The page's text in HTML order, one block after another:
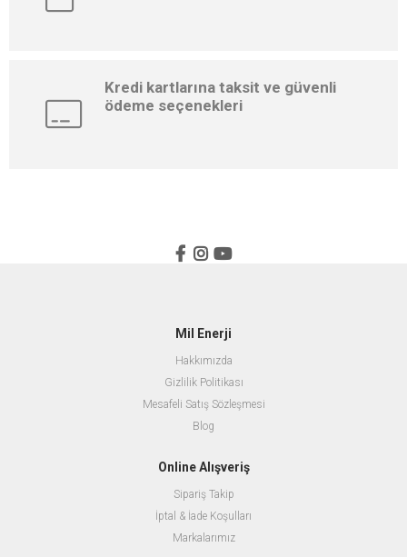
Kredi kartlarına taksit ve güvenli
ödeme seçenekleri
Mil Enerji
Hakkımızda
Gizlilik Politikası
Mesafeli Satış Sözleşmesi
Blog
Online Alışveriş
Sipariş Takip
İptal & İade Koşulları
Markalarımız